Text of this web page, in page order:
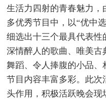
生活力四射的青春魅力
多优秀节目中，以“优中
细选出十三个最具代表性
深情醉人的歌曲、唯美
舞蹈、令人捧腹的小品、
节目内容丰富多彩。此
头作用，积极活跃晚会